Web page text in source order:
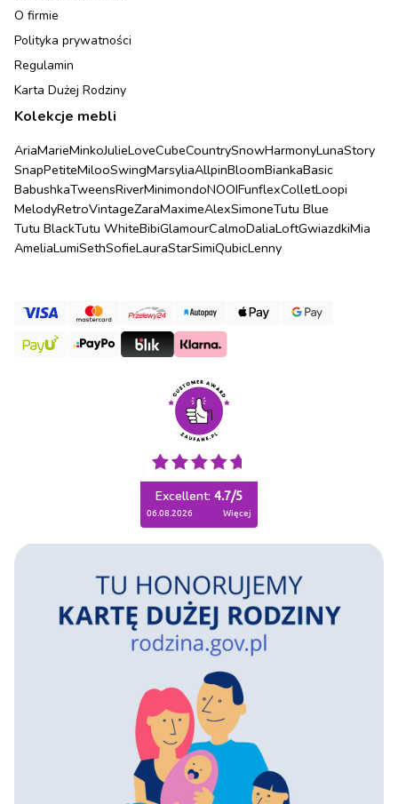
O firmie
Polityka prywatności
Regulamin
Karta Dużej Rodziny
Kolekcje mebli
AriaMarieMinkoJulieLoveCubeCountrySnowHarmonyLunaStory
SnapPetiteMilooSwingMarsyliaAllpinBloomBiankaBasic
BabushkaTweensRiverMinimondoNOOIFunflexColletLoopi
MelodyRetroVintageZaraMaximeAlexSimoneTutu Blue
Tutu BlackTutu WhiteBibiGlamourCalmoDaliaLoftGwiazdkiMia
AmeliaLumiSethSofieLauraStarSimiQubicLenny
Excellent: 4.7/5
06.08.2026 więcej